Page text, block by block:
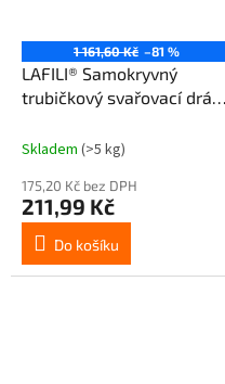
1 161,60 Kč –81 %
LAFILI® Samokryvný
trubičkový svařovací drát
GS) 5 kg
Skladem (>5 kg)
175,20 Kč bez DPH
211,99 Kč
Do košíku